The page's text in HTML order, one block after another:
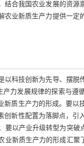
合我国农业发展的资源
业新质生产力提供一定
科技创新为先导、摆脱
力发展规律的探索与遵
质生产力的形成。要以
创新性配置为落脚点，引
以产业升级转型为突破
新质生产力的形成汇聚